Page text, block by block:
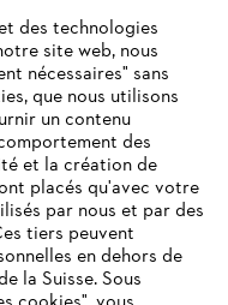
des technologies
site web, nous
nécessaires" sans
que nous utilisons
un contenu
des
et la création de
placés qu'avec votre
par nous et par des
tiers peuvent
en dehors de
la Suisse. Sous